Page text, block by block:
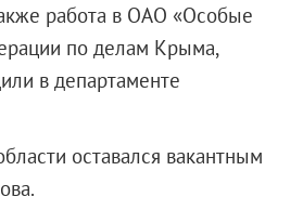
работа в ОАО «Особые
по делам Крыма,
в департаменте
оставался вакантным